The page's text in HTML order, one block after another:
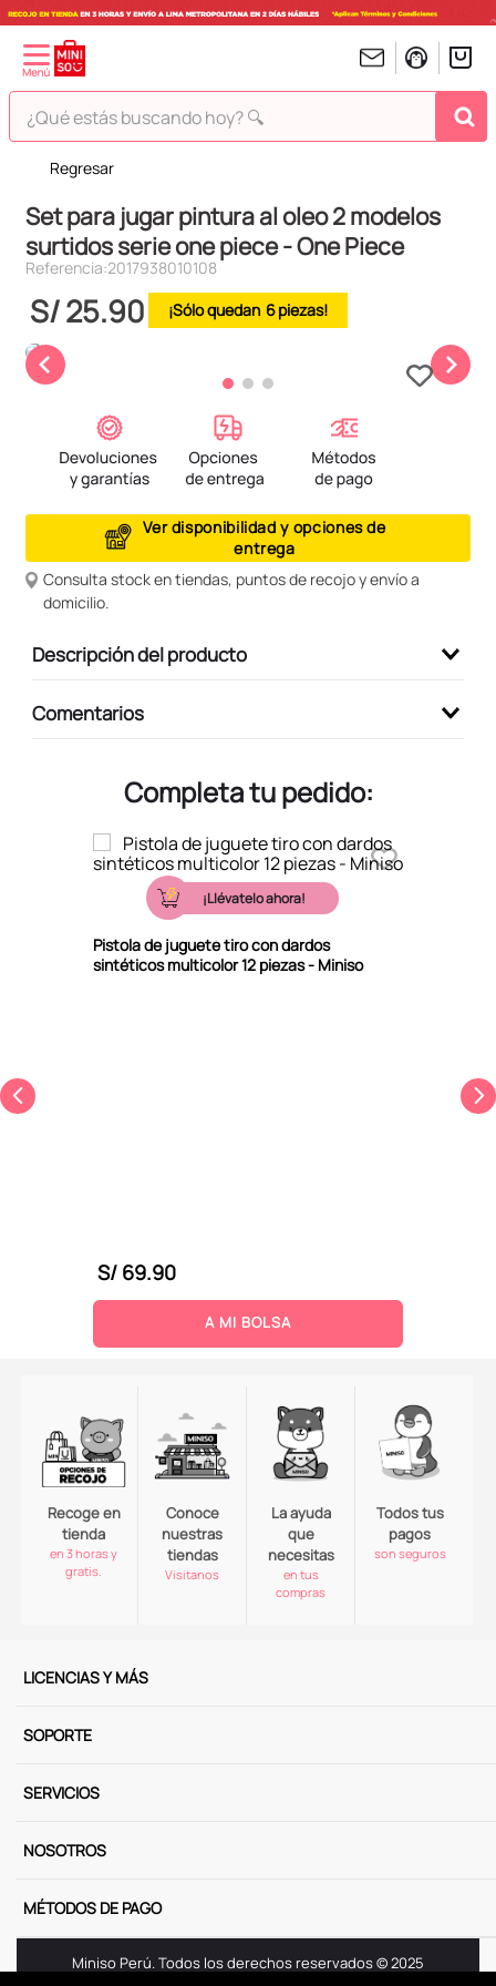
¿Qué estás buscando hoy? 🔍
Regresar
Set para jugar pintura al oleo 2 modelos
surtidos serie one piece - One Piece
Referencia:2017938010108
S/25.90 6
Ver disponibilidad y opciones de
entrega
Consulta stock en tiendas, puntos de recojo y envío a
domicilio.
Descripción del producto
Comentarios
Completa tu pedido:
¡Llévatelo ahora!
Pistola de juguete tiro con dardos
sintéticos multicolor 12 piezas - Miniso
S/ 69.90
A MI BOLSA
Recoge en
tienda
en 3 horas y
gratis.
Conoce
nuestras
tiendas
Visitanos
La ayuda
que
necesitas
en tus
compras
Todos tus
pagos
son seguros
LICENCIAS Y MÁS
SOPORTE
SERVICIOS
NOSOTROS
MÉTODOS DE PAGO
Miniso Perú. Todos los derechos reservados © 2025
TÉRMINOS MÁS BUSCADOS
1.
peluches
2.
hello kitty
4.
chiikawas
.
my melody
tomatodo
stitch
9.
peluche
10. kuromi